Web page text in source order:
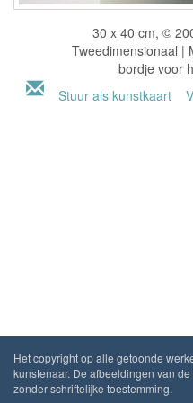
30 x 40 cm, ©
Tweedimensionaal |
bordje voor
Stuur als kunstkaart
Het copyright op alle getoonde
kunstenaar. De afbeeldingen van
zonder schriftelijke toestemming.